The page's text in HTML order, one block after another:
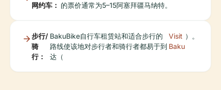
网约车： 的票价通常为5–15阿塞拜疆马纳特。
步行/
骑
行：
BakuBike自行车租赁站和适合步行的
路线使该地对步行者和骑行者都易于到
达（
Visit
Baku
）。